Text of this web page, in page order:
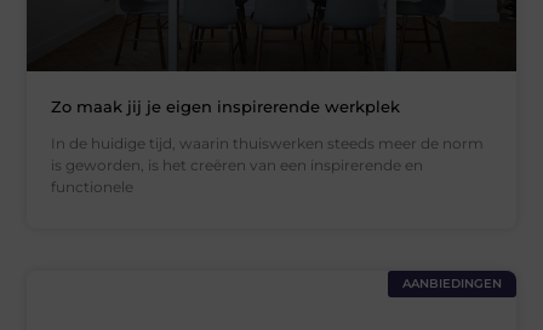
Zo maak jij je eigen inspirerende werkplek
In de huidige tijd, waarin thuiswerken steeds meer de norm
is geworden, is het creëren van een inspirerende en
functionele
AANBIEDINGEN